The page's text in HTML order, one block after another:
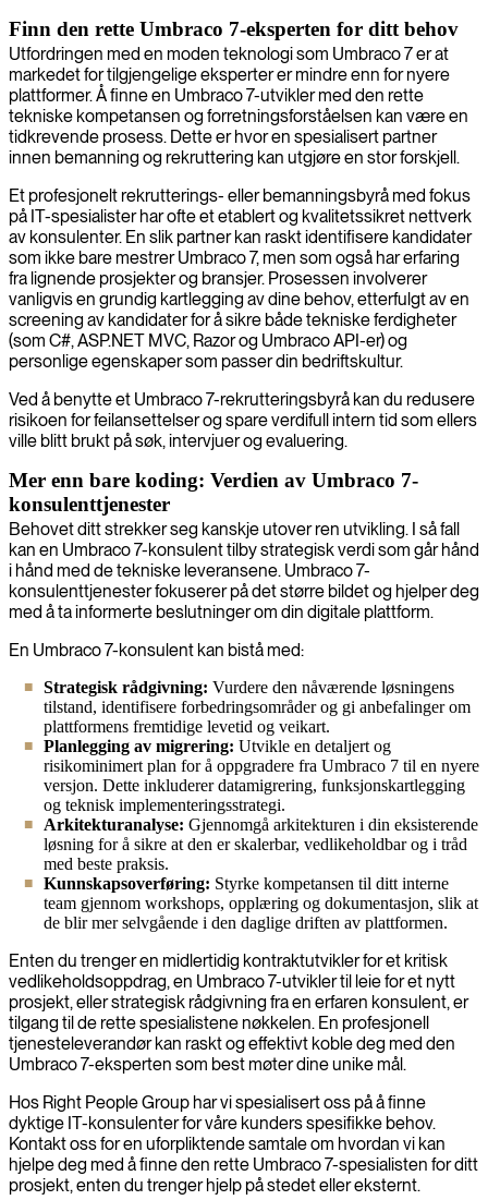
Finn den rette Umbraco 7-eksperten for ditt behov
Utfordringen med en moden teknologi som Umbraco 7 er at
markedet for tilgjengelige eksperter er mindre enn for nyere
plattformer. Å finne en Umbraco 7-utvikler med den rette
tekniske kompetansen og forretningsforståelsen kan være en
tidkrevende prosess. Dette er hvor en spesialisert partner
innen bemanning og rekruttering kan utgjøre en stor forskjell.
Et profesjonelt rekrutterings- eller bemanningsbyrå med fokus
på IT-spesialister har ofte et etablert og kvalitetssikret nettverk
av konsulenter. En slik partner kan raskt identifisere kandidater
som ikke bare mestrer Umbraco 7, men som også har erfaring
fra lignende prosjekter og bransjer. Prosessen involverer
vanligvis en grundig kartlegging av dine behov, etterfulgt av en
screening av kandidater for å sikre både tekniske ferdigheter
(som C#, ASP.NET MVC, Razor og Umbraco API-er) og
personlige egenskaper som passer din bedriftskultur.
Ved å benytte et Umbraco 7-rekrutteringsbyrå kan du redusere
risikoen for feilansettelser og spare verdifull intern tid som ellers
ville blitt brukt på søk, intervjuer og evaluering.
Mer enn bare koding: Verdien av Umbraco 7-
konsulenttjenester
Behovet ditt strekker seg kanskje utover ren utvikling. I så fall
kan en Umbraco 7-konsulent tilby strategisk verdi som går hånd
i hånd med de tekniske leveransene. Umbraco 7-
konsulenttjenester fokuserer på det større bildet og hjelper deg
med å ta informerte beslutninger om din digitale plattform.
En Umbraco 7-konsulent kan bistå med:
Strategisk rådgivning: Vurdere den nåværende løsningens
tilstand, identifisere forbedringsområder og gi anbefalinger om
plattformens fremtidige levetid og veikart.
Planlegging av migrering: Utvikle en detaljert og
risikominimert plan for å oppgradere fra Umbraco 7 til en nyere
versjon. Dette inkluderer datamigrering, funksjonskartlegging
og teknisk implementeringsstrategi.
Arkitekturanalyse: Gjennomgå arkitekturen i din eksisterende
løsning for å sikre at den er skalerbar, vedlikeholdbar og i tråd
med beste praksis.
Kunnskapsoverføring: Styrke kompetansen til ditt interne
team gjennom workshops, opplæring og dokumentasjon, slik at
de blir mer selvgående i den daglige driften av plattformen.
Enten du trenger en midlertidig kontraktutvikler for et kritisk
vedlikeholdsoppdrag, en Umbraco 7-utvikler til leie for et nytt
prosjekt, eller strategisk rådgivning fra en erfaren konsulent, er
tilgang til de rette spesialistene nøkkelen. En profesjonell
tjenesteleverandør kan raskt og effektivt koble deg med den
Umbraco 7-eksperten som best møter dine unike mål.
Hos Right People Group har vi spesialisert oss på å finne
dyktige IT-konsulenter for våre kunders spesifikke behov.
Kontakt oss for en uforpliktende samtale om hvordan vi kan
hjelpe deg med å finne den rette Umbraco 7-spesialisten for ditt
prosjekt, enten du trenger hjelp på stedet eller eksternt.